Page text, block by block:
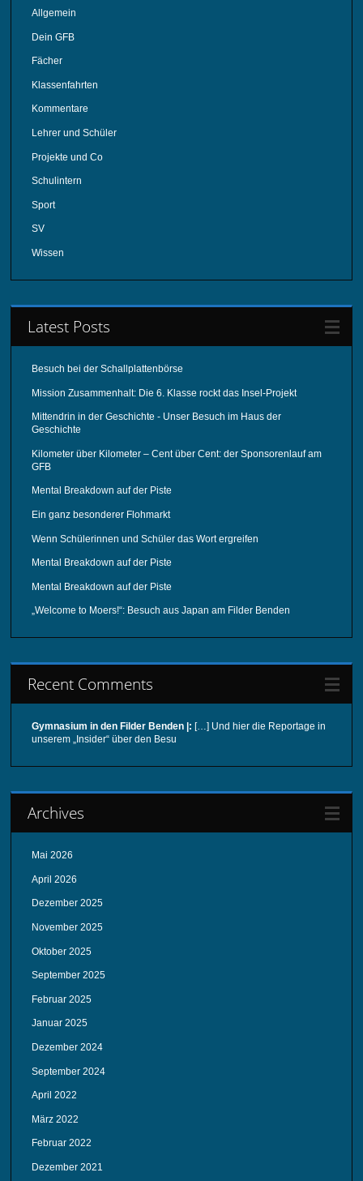
Allgemein
Dein GFB
Fächer
Klassenfahrten
Kommentare
Lehrer und Schüler
Projekte und Co
Schulintern
Sport
SV
Wissen
Latest Posts
Besuch bei der Schallplattenbörse
Mission Zusammenhalt: Die 6. Klasse rockt das Insel-Projekt
Mittendrin in der Geschichte - Unser Besuch im Haus der
Geschichte
Kilometer über Kilometer – Cent über Cent: der Sponsorenlauf am
GFB
Mental Breakdown auf der Piste
Ein ganz besonderer Flohmarkt
Wenn Schülerinnen und Schüler das Wort ergreifen
Mental Breakdown auf der Piste
Mental Breakdown auf der Piste
„Welcome to Moers!“: Besuch aus Japan am Filder Benden
Recent Comments
Gymnasium in den Filder Benden |: […] Und hier die Reportage in
unserem „Insider“ über den Besu
Archives
Mai 2026
April 2026
Dezember 2025
November 2025
Oktober 2025
September 2025
Februar 2025
Januar 2025
Dezember 2024
September 2024
April 2022
März 2022
Februar 2022
Dezember 2021